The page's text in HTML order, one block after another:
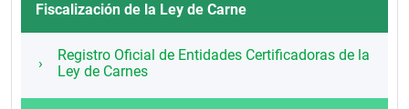
Fiscalización de la Ley de Carne
Registro Oficial de Entidades Certificadoras de la
Ley de Carnes